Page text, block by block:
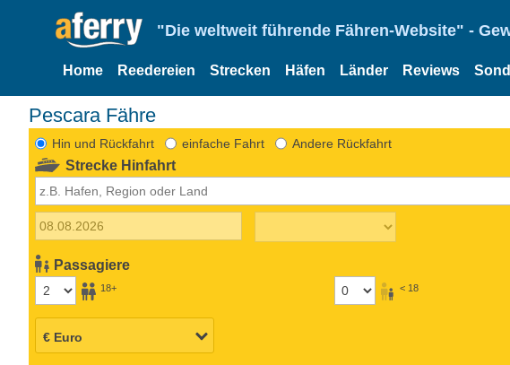
"Die weltweit führende Fähren-Website" -
Home Reedereien Strecken Häfen Länder Reviews
Pescara Fähre
Hin und Rückfahrt einfache Fahrt Andere Rückfahrt
Strecke Hinfahrt
Passagiere
18+ < 18